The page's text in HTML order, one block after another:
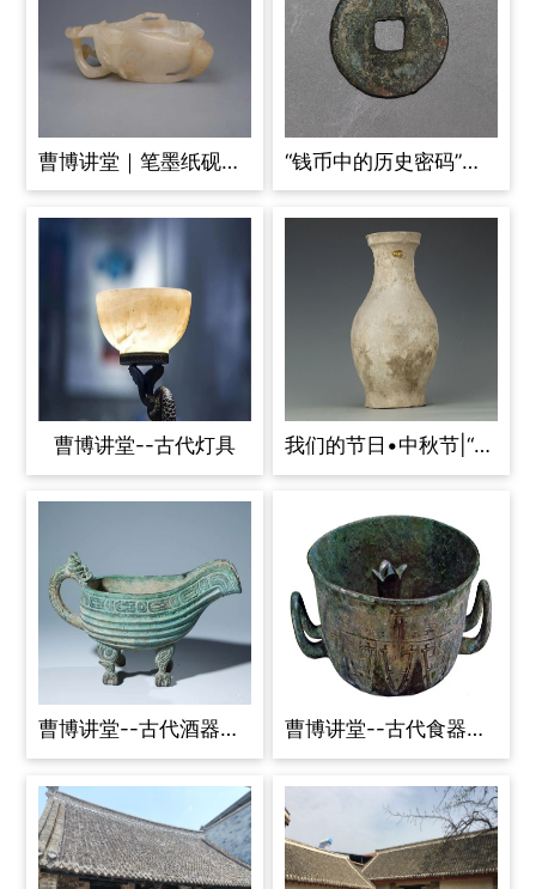
曹博讲堂｜笔墨纸砚里的千年风雅 “钱币中的历史密码”——钱币专题线上展
曹博讲堂--古代灯具 我们的节日•中秋节|“月满中秋，陶韵千年”文物线上展
曹博讲堂--古代酒器与盛水器 曹博讲堂--古代食器与饮器